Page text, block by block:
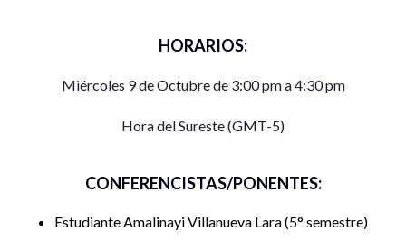
HORARIOS:
Miércoles 9 de Octubre de 3:00 pm a 4:30 pm
Hora del Sureste (GMT-5)
CONFERENCISTAS/PONENTES:
Estudiante Amalinayi Villanueva Lara 5° semestre